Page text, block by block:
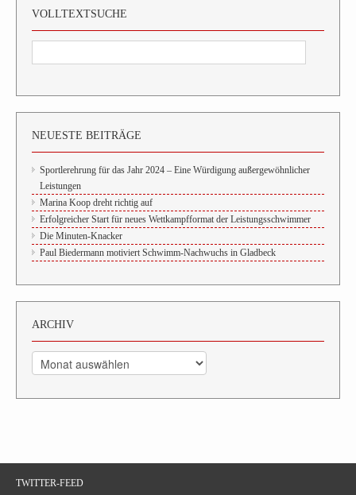
VOLLTEXTSUCHE
NEUESTE BEITRÄGE
Sportlerehrung für das Jahr 2024 – Eine Würdigung außergewöhnlicher
Leistungen
Marina Koop dreht richtig auf
Erfolgreicher Start für neues Wettkampfformat der Leistungsschwimmer
Die Minuten-Knacker
Paul Biedermann motiviert Schwimm-Nachwuchs in Gladbeck
ARCHIV
Archiv
TWITTER-FEED